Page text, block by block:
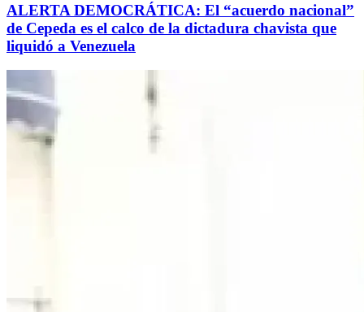
ALERTA DEMOCRÁTICA: El “acuerdo nacional”
de Cepeda es el calco de la dictadura chavista que
liquidó a Venezuela